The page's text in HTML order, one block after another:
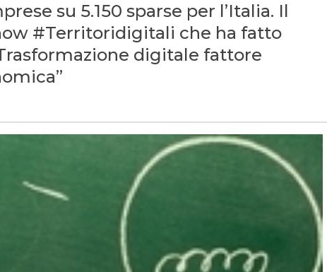
su 5.150 sparse per l’Italia. Il
#Territoridigitali che ha fatto
digitale fattore